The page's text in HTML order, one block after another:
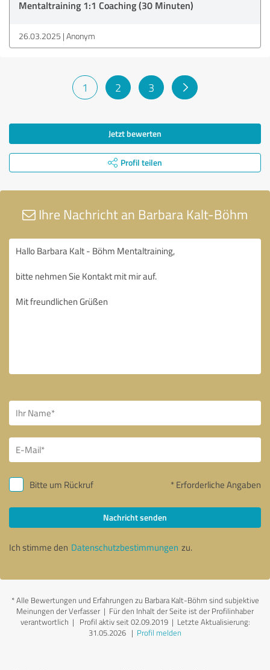
Mentaltraining 1:1 Coaching (30 Minuten)
26.03.2025 Anonym
1 2 3
Jetzt bewerten
Profil teilen
Ihre Nachricht an Barbara Kalt-Böhm
Bitte um Rückruf * Erforderliche Angaben
Nachricht senden
Ich stimme den Datenschutzbestimmungen zu.
*Alle Bewertungen und Erfahrungen zu Barbara Kalt-Böhm sind subjektive
Meinungen der Verfasser | Für den Inhalt der Seite ist der Profilinhaber
verantwortlich | Profil aktiv seit 02.09.2019 | Letzte Aktualisierung:
31.05.2026 | Profil melden